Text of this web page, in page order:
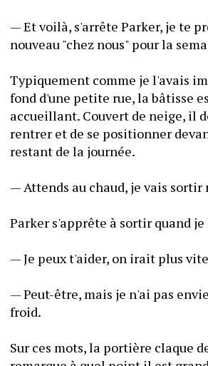
— Et voilà, s'arrête Parker, je te
nouveau "chez nous" pour la
Typiquement comme je l'avais
fond d'une petite rue, la bâtisse
accueillant. Couvert de neige, il
rentrer et de se positionner
restant de la journée.
— Attends au chaud, je vais sortir
Parker s'apprête à sortir quand
— Je peux t'aider, on irait plus
— Peut-être, mais je n'ai pas
froid.
Sur ces mots, la portière claque